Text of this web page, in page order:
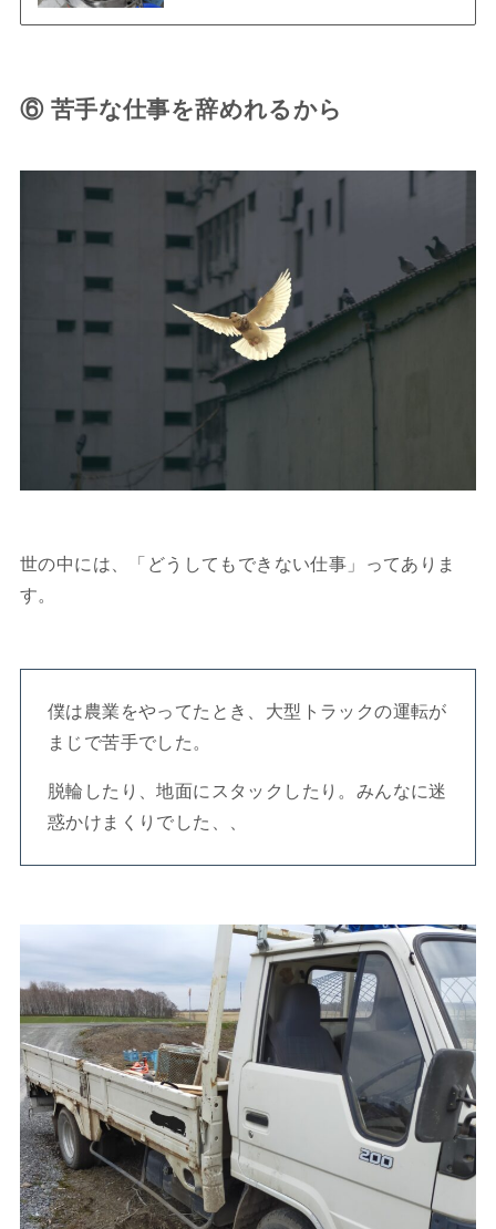
⑥ 苦手な仕事を辞めれるから
世の中には、「どうしてもできない仕事」ってありま
す。
僕は農業をやってたとき、大型トラックの運転が
まじで苦手でした。
脱輪したり、地面にスタックしたり。みんなに迷
惑かけまくりでした、、